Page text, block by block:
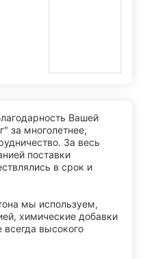
Вашей
за многолетнее,
За весь
поставки
в срок и
мы используем,
химические добавки
высокого